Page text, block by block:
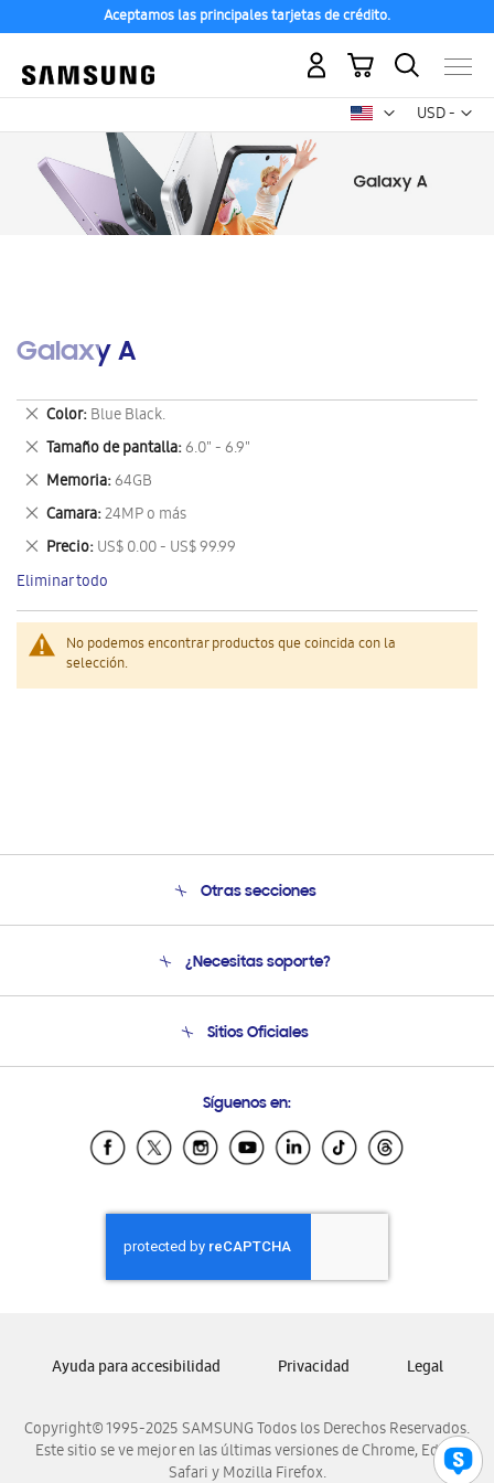
Aceptamos las principales tarjetas de crédito.
USD -
dólar
Mi carrito
Galaxy A
No podemos encontrar productos que coincida con la
selección.
Color Blue Black.
Eliminar
este
artículo
Tamaño de pantalla 6.0" - 6.9"
Eliminar
este
artículo
Memoria 64GB
Eliminar
este
artículo
Camara 24MP o más
Eliminar
este
artículo
Precio US$ 0.00 - US$ 99.99
Eliminar
este
artículo
Eliminar todo
Otras secciones
Soporte
Condiciones de Compra
¿Necesitas soporte?
Soporte vía eMail
Sitios Oficiales
Samsung Ecuador
Samsung El Salvador
Samsung Honduras
Samsung Nicaragua
Samsung Panamá
Samsung Venezuela
Síguenos en:
Copyright© 1995-2025 SAMSUNG Todos los Derechos Reservados.
Este sitio se ve mejor en las últimas versiones de Chrome, Edge,
Safari y Mozilla Firefox.
Ayuda para accesibilidad Privacidad Legal